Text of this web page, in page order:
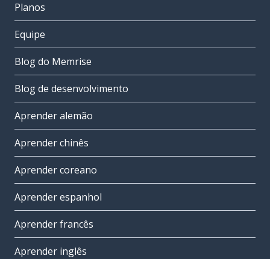
Planos
Equipe
Blog do Memrise
Blog de desenvolvimento
Aprender alemão
Aprender chinês
Aprender coreano
Aprender espanhol
Aprender francês
Aprender inglês